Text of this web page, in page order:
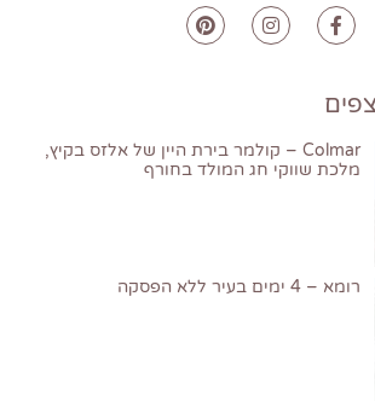
Colmar – קולמר בירת היין של אלזס בקיץ,
מלכת שווקי חג המולד בחורף
רומא – 4 ימים בעיר ללא הפסקה